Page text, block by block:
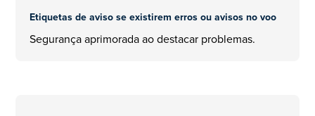
Etiquetas de aviso se existirem erros ou avisos no voo
Segurança aprimorada ao destacar problemas.